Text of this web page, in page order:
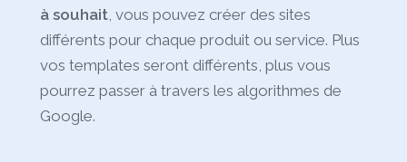
à souhait, vous pouvez créer des sites
différents pour chaque produit ou service. Plus
vos templates seront différents, plus vous
pourrez passer à travers les algorithmes de
Google.